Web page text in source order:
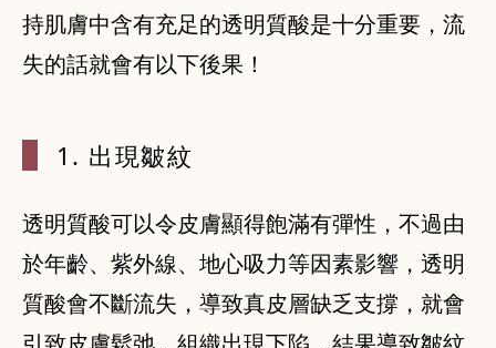
持肌膚中含有充足的透明質酸是十分重要，流
1. 出現皺紋
透明質酸可以令皮膚顯得飽滿有彈性，不過由
於年齡、紫外線、地心吸力等因素影響，透明
質酸會不斷流失，導致真皮層缺乏支撐，就會